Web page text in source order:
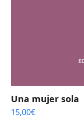
Una mujer sola
15,00€